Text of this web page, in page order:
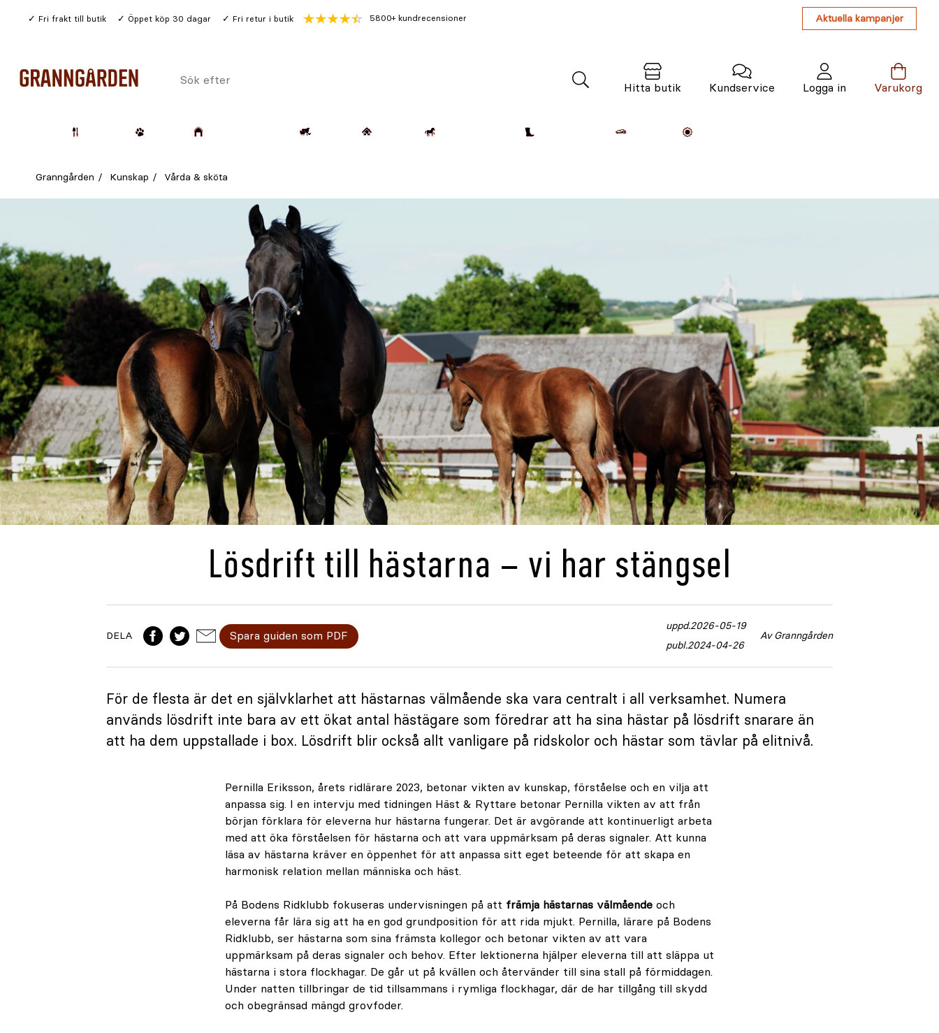
Fri frakt till butik Öppet köp 30 dagar Fri retur i butik 5800+ kundrecensioner Aktuella kampanjer
Sök
Hitta butik Kundservice Logga in Varukorg
Granngården Kunskap Vårda & sköta
Lösdrift till hästarna – vi har stängsel
DELA Spara guiden som PDF
publ.2024-04-26
uppd.2026-05-19
Av Granngården
För de flesta är det en självklarhet att hästarnas välmående ska vara centralt i all verksamhet. Numera
används lösdrift inte bara av ett ökat antal hästägare som föredrar att ha sina hästar på lösdrift snarare än
att ha dem uppstallade i box. Lösdrift blir också allt vanligare på ridskolor och hästar som tävlar på elitnivå.
Pernilla Eriksson, årets ridlärare 2023, betonar vikten av kunskap, förståelse och en vilja att
anpassa sig. I en intervju med tidningen Häst & Ryttare betonar Pernilla vikten av att från
början förklara för eleverna hur hästarna fungerar. Det är avgörande att kontinuerligt arbeta
med att öka förståelsen för hästarna och att vara uppmärksam på deras signaler. Att kunna
läsa av hästarna kräver en öppenhet för att anpassa sitt eget beteende för att skapa en
harmonisk relation mellan människa och häst.
På Bodens Ridklubb fokuseras undervisningen på att främja hästarnas välmående och
eleverna får lära sig att ha en god grundposition för att rida mjukt. Pernilla, lärare på Bodens
Ridklubb, ser hästarna som sina främsta kollegor och betonar vikten av att vara
uppmärksam på deras signaler och behov. Efter lektionerna hjälper eleverna till att släppa ut
hästarna i stora flockhagar. De går ut på kvällen och återvänder till sina stall på förmiddagen.
Under natten tillbringar de tid tillsammans i rymliga flockhagar, där de har tillgång till skydd
och obegränsad mängd grovfoder.